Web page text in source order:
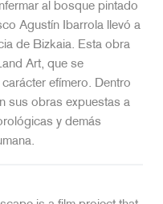
al bosque pintado
Agustín Ibarrola llevó a
de Bizkaia. Esta obra
Art, que se
efímero. Dentro
sus obras expuestas a
y demás